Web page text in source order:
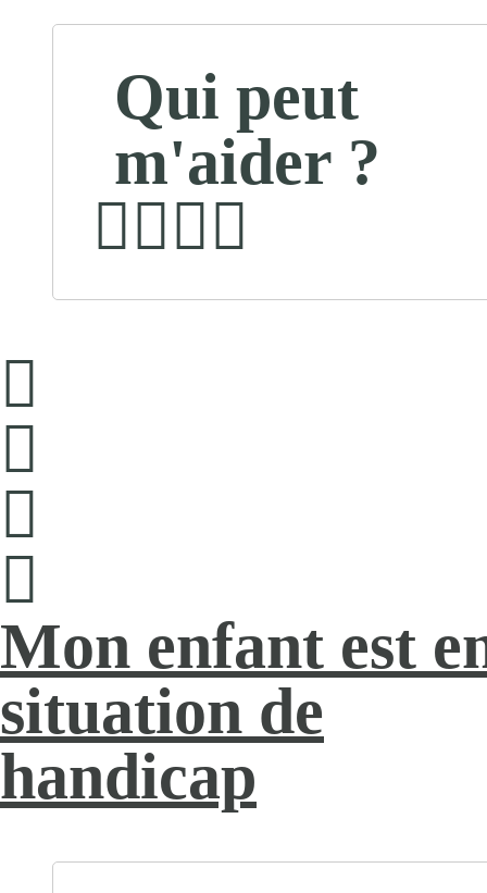
Qui peut
m'aider ?
Mon enfant est
situation de
handicap